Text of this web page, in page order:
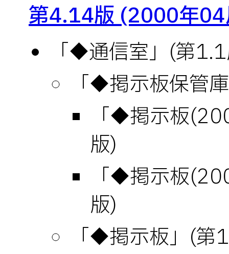
第4.14版 (2000年
「◆通信室」(第
「◆掲示板保管
「◆掲示板
版)
「◆掲示板
版)
「◆掲示板」(